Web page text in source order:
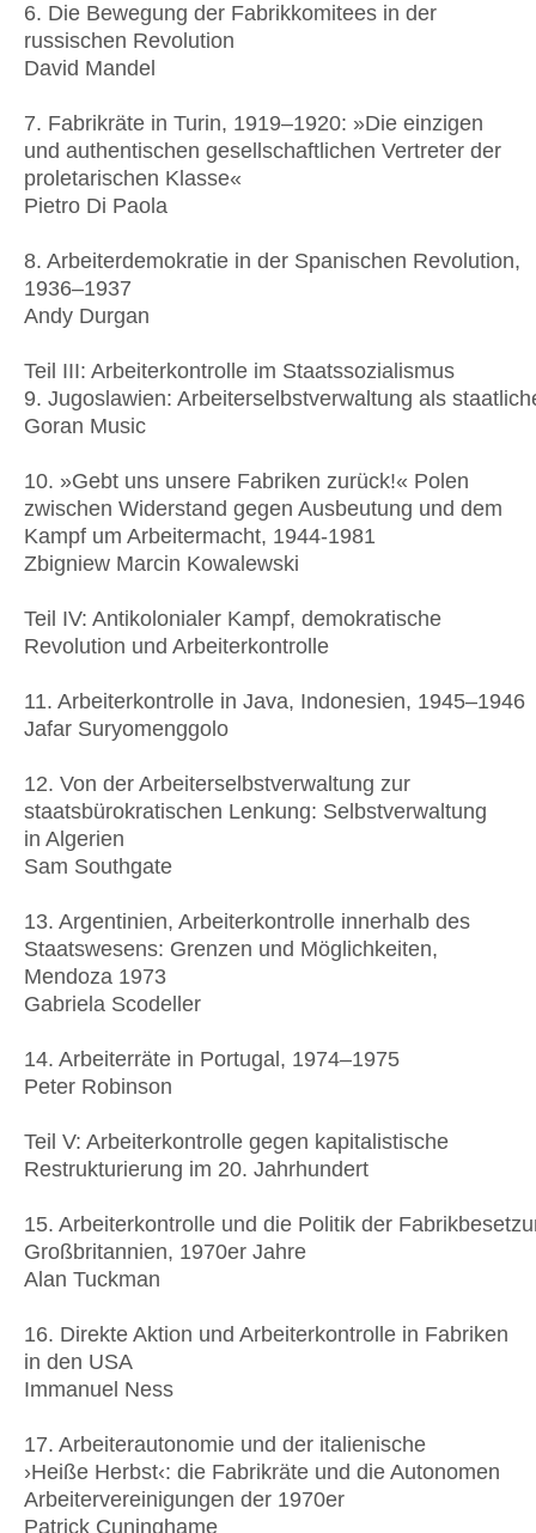
6. Die Bewegung der Fabrikkomitees in der
russischen Revolution
David Mandel
7. Fabrikräte in Turin, 1919–1920: »Die einzigen
und authentischen gesellschaftlichen Vertreter der
proletarischen Klasse«
Pietro Di Paola
8. Arbeiterdemokratie in der Spanischen Revolution,
1936–1937
Andy Durgan
Teil III: Arbeiterkontrolle im Staatssozialismus
9. Jugoslawien: Arbeiterselbstverwaltung als
Goran Music
10. »Gebt uns unsere Fabriken zurück!« Polen
zwischen Widerstand gegen Ausbeutung und dem
Kampf um Arbeitermacht, 1944-1981
Zbigniew Marcin Kowalewski
Teil IV: Antikolonialer Kampf, demokratische
Revolution und Arbeiterkontrolle
11. Arbeiterkontrolle in Java, Indonesien, 1945–1946
Jafar Suryomenggolo
12. Von der Arbeiterselbstverwaltung zur
staatsbürokratischen Lenkung: Selbstverwaltung
in Algerien
Sam Southgate
13. Argentinien, Arbeiterkontrolle innerhalb des
Staatswesens: Grenzen und Möglichkeiten,
Mendoza 1973
Gabriela Scodeller
14. Arbeiterräte in Portugal, 1974–1975
Peter Robinson
Teil V: Arbeiterkontrolle gegen kapitalistische
Restrukturierung im 20. Jahrhundert
15. Arbeiterkontrolle und die Politik der
Großbritannien, 1970er Jahre
Alan Tuckman
16. Direkte Aktion und Arbeiterkontrolle in Fabriken
in den USA
Immanuel Ness
17. Arbeiterautonomie und der italienische
›Heiße Herbst‹: die Fabrikräte und die Autonomen
Arbeitervereinigungen der 1970er
Patrick Cuninghame